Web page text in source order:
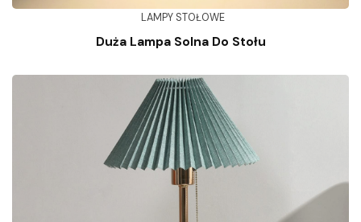
LAMPY STOŁOWE
Duża Lampa Solna Do Stołu